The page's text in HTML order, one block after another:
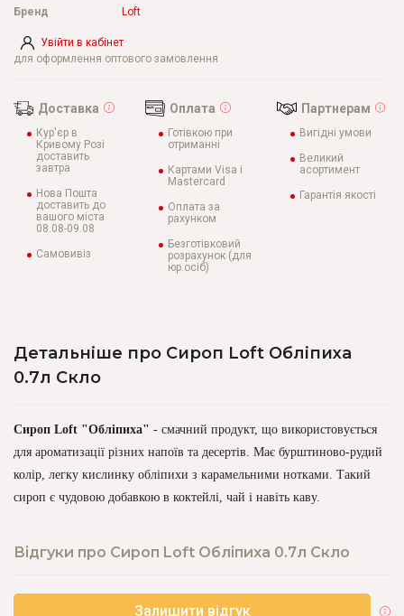
Увійти в кабінет
для оформлення оптового замовлення
Бренд Loft
Доставка
Кур'єр в
Кривому Розі
доставить
завтра
Нова Пошта
доставить до
вашого міста
08.08-09.08
Самовивіз
Оплата
Готівкою при
отриманні
Картами Visa і
Mastercard
Оплата за
рахунком
Безготівковий
розрахунок (для
юр.осіб)
Партнерам
Вигідні умови
Великий
асортимент
Гарантія якості
Детальніше про Сироп Loft Обліпиха
0.7л Скло
Сироп Loft "Обліпиха" - смачний продукт, що використовується
для ароматизації різних напоїв та десертів. Має бурштиново-рудий
колір, легку кислинку обліпихи з карамельними нотками. Такий
сироп є чудовою добавкою в коктейлі, чай і навіть каву.
Відгуки про Сироп Loft Обліпиха 0.7л Скло
Залишити відгук